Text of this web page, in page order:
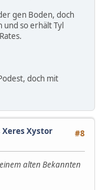
gen Boden, doch
und so erhält Tyl
doch mit
#8
Xeres Xystor
alten Bekannten